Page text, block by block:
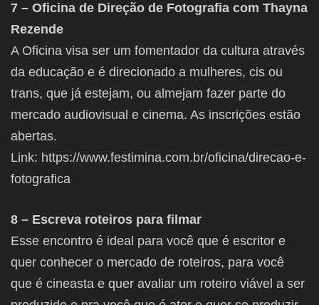
7 – Oficina de Direção de Fotografia com Thayna
Rezende
A Oficina visa ser um fomentador da cultura através
da educação e é direcionado a mulheres, cis ou
trans, que já estejam, ou almejam fazer parte do
mercado audiovisual e cinema. As inscrições estão
abertas.
Link: https://www.festimina.com.br/oficina/direcao-e-
fotografica
8 – Escreva roteiros para filmar
Esse encontro é ideal para você que é escritor e
quer conhecer o mercado de roteiros, para você
que é cineasta e quer avaliar um roteiro viável a ser